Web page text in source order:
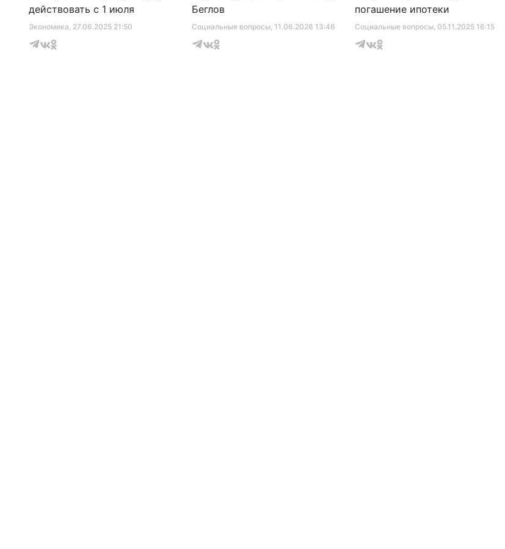
Экономика, 27.06.2025 21:50
действовать с 1 июля
Социальные вопросы, 11.06.2026 13:46
Беглов
Социальные вопросы, 05.11.2025 16:15
погашение ипотеки